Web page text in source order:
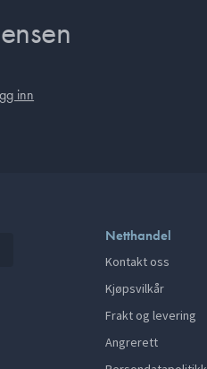
inn
Netthandel
Kontakt oss
Kjøpsvilkår
Frakt og levering
Angrerett